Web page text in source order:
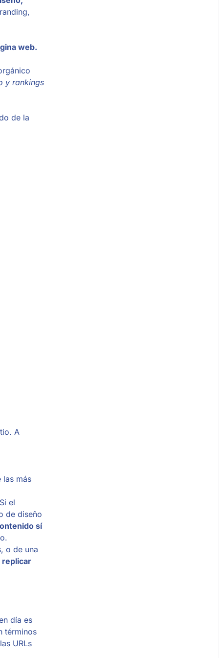
web.
y rankings
de la
A
las más
el
de diseño
sí
o de una
replicar
día es
términos
URLs